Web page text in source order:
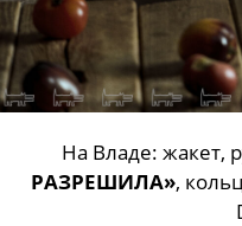
На Владе: жакет,
РАЗРЕШИЛА»,